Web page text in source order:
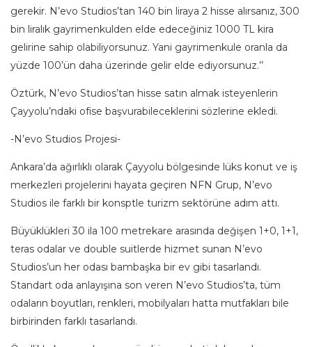
gerekir. N’evo Studios’tan 140 bin liraya 2 hisse alırsanız, 300
bin liralık gayrimenkulden elde edeceğiniz 1000 TL kira
gelirine sahip olabiliyorsunuz. Yani gayrimenkule oranla da
yüzde 100’ün daha üzerinde gelir elde ediyorsunuz.’’
Öztürk, N’evo Studios’tan hisse satın almak isteyenlerin
Çayyolu’ndaki ofise başvurabileceklerini sözlerine ekledi.
-N’evo Studios Projesi-
Ankara’da ağırlıklı olarak Çayyolu bölgesinde lüks konut ve iş
merkezleri projelerini hayata geçiren NFN Grup, N’evo
Studios ile farklı bir konsptle turizm sektörüne adım attı.
Büyüklükleri 30 ila 100 metrekare arasında değişen 1+0, 1+1,
teras odalar ve double suitlerde hizmet sunan N’evo
Studios’un her odası bambaşka bir ev gibi tasarlandı.
Standart oda anlayışına son veren N’evo Studios’ta, tüm
odaların boyutları, renkleri, mobilyaları hatta mutfakları bile
birbirinden farklı tasarlandı.